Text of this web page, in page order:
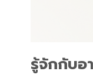
รู้จักกับอ